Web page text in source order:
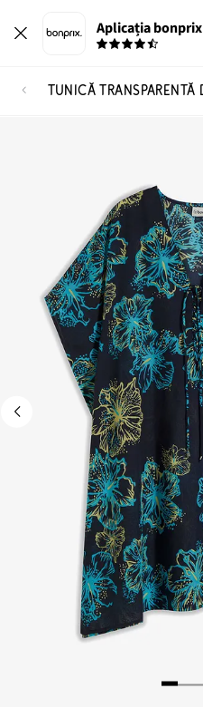
Aplicația bonprix